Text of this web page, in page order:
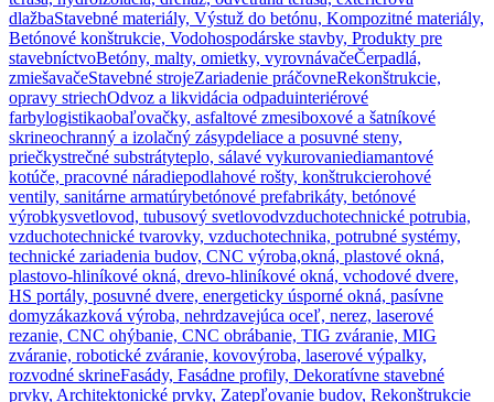
dlažbaStavebné materiály, Výstuž do betónu, Kompozitné materiály,
Betónové konštrukcie, Vodohospodárske stavby, Produkty pre
stavebníctvoBetóny, malty, omietky, vyrovnávačeČerpadlá,
zmiešavačeStavebné strojeZariadenie práčovneRekonštrukcie,
opravy striechOdvoz a likvidácia odpaduinteriérové
farbylogistikaobaľovačky, asfaltové zmesiboxové a šatníkové
skrineochranný a izolačný zásypdeliace a posuvné steny,
priečkystrečné substrátyteplo, sálavé vykurovaniediamantové
kotúče, pracovné náradiepodlahové rošty, konštrukcierohové
ventily, sanitárne armatúrybetónové prefabrikáty, betónové
výrobkysvetlovod, tubusový svetlovodvzduchotechnické potrubia,
vzduchotechnické tvarovky, vzduchotechnika, potrubné systémy,
technické zariadenia budov, CNC výroba,okná, plastové okná,
plastovo-hliníkové okná, drevo-hliníkové okná, vchodové dvere,
HS portály, posuvné dvere, energeticky úsporné okná, pasívne
domyzákazková výroba, nehrdzavejúca oceľ, nerez, laserové
rezanie, CNC ohýbanie, CNC obrábanie, TIG zváranie, MIG
zváranie, robotické zváranie, kovovýroba, laserové výpalky,
rozvodné skrineFasády, Fasádne profily, Dekoratívne stavebné
prvky, Architektonické prvky, Zatepľovanie budov, Rekonštrukcie